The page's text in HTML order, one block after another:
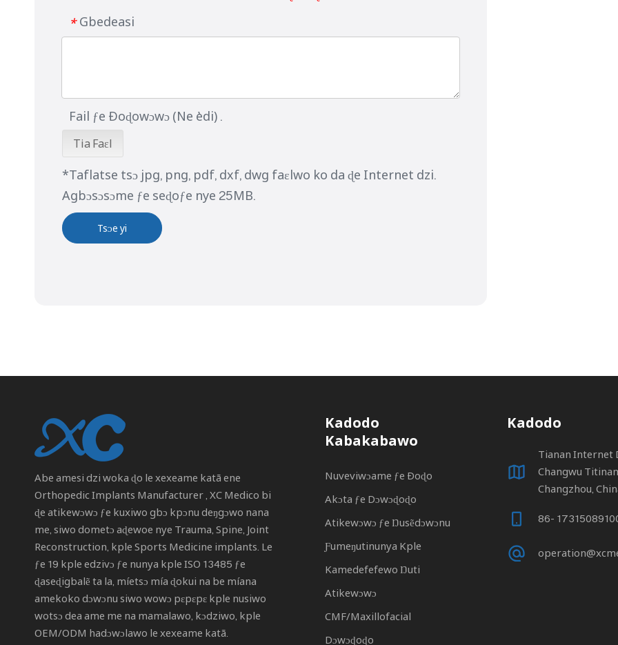
* Gbedeasi
Fail ƒe Ðoɖowɔwɔ (Ne èdi) .
Tia Faɛl
*Taflatse tsɔ jpg, png, pdf, dxf, dwg faɛlwo ko da ɖe Internet dzi.
Agbɔsɔsɔme ƒe seɖoƒe nye 25MB.
Tsᴐe yi
Abe amesi dzi woka ɖo le xexeame katã ene
Orthopedic Implants Manufacturer, XC Medico bi
ɖe atikewɔwɔ ƒe kuxiwo gbɔ kpɔnu deŋgɔwo nana
me, siwo dometɔ aɖewoe nye Trauma, Spine, Joint
Reconstruction, kple Sports Medicine implants. Le
ƒe 19 kple edzivɔ ƒe nunya kple ISO 13485 ƒe
ɖaseɖigbalẽ ta la, míetsɔ mía ɖokui na be míana
amekoko dɔwɔnu siwo wowɔ pɛpɛpɛ kple nusiwo
wotsɔ dea ame me na mamalawo, kɔdziwo, kple
OEM/ODM hadɔwɔlawo le xexeame katã.
Kadodo
Kabakabawo
Nuveviwɔame ƒe Ðoɖo
Akɔta ƒe Dɔwɔɖoɖo
Atikewɔwɔ ƒe Ŋusẽdɔwɔnu
Ƒumeŋutinunya Kple
Kamedefefewo Ŋuti
Atikewɔwɔ
CMF/Maxillofacial
Dɔwɔɖoɖo
Kadodo
Tianan Internet
Changwu
Changzhou,
86-